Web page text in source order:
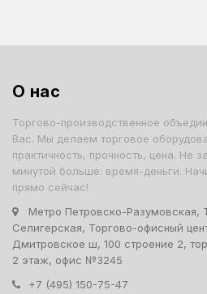
О нас
Торгово-производственное
Вас. Мы делаем торговое
практичность, прочность, цена. Не
минутой больше: время-деньги.
прямо сейчас!
Метро Петровско-Разумовская,
Селигерская, Торгово-офисный
Дмитровское ш, 100 строение 2,
2 этаж, офис №3245
+7 (495) 150-75-47